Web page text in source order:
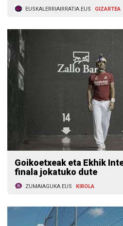
EUSKALERRIAIRRATIA.EUS GIZARTEA
Goikoetxeak eta Ekhik
finala jokatuko dute
ZUMAIAGUKA.EUS KIROLA